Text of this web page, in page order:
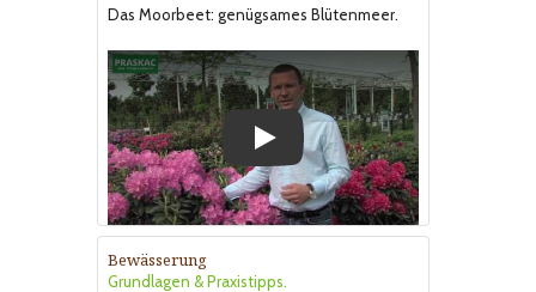
Das Moorbeet: genügsames Blütenmeer.
Play
Bewässerung
Grundlagen & Praxistipps.